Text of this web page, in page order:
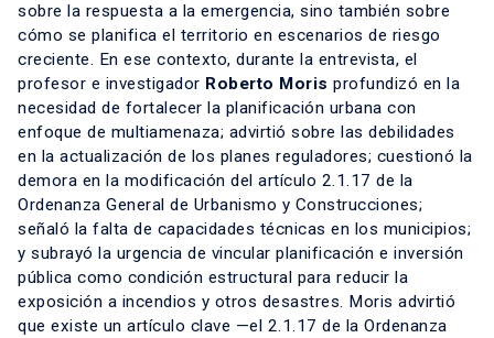
sobre la respuesta a la emergencia, sino también sobre
cómo se planifica el territorio en escenarios de riesgo
creciente. En ese contexto, durante la entrevista, el
profesor e investigador Roberto Moris profundizó en la
necesidad de fortalecer la planificación urbana con
enfoque de multiamenaza; advirtió sobre las debilidades
en la actualización de los planes reguladores; cuestionó la
demora en la modificación del artículo 2.1.17 de la
Ordenanza General de Urbanismo y Construcciones;
señaló la falta de capacidades técnicas en los municipios;
y subrayó la urgencia de vincular planificación e inversión
pública como condición estructural para reducir la
exposición a incendios y otros desastres. Moris advirtió
que existe un artículo clave —el 2.1.17 de la Ordenanza